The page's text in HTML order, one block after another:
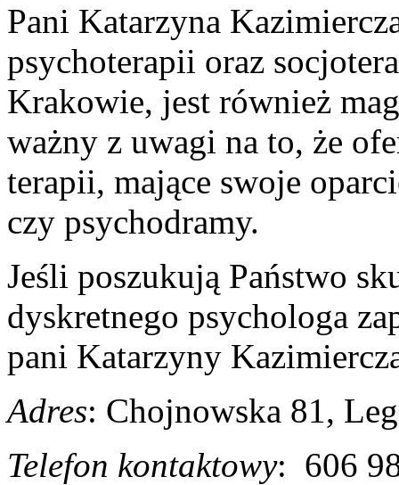
Pani Katarzyna
psychoterapii oraz
Krakowie, jest również
ważny z uwagi na to, że
terapii, mające swoje
czy psychodramy.
Jeśli poszukują Państwo
dyskretnego psychologa
pani Katarzyny
Adres: Chojnowska 81,
Telefon kontaktowy: 606